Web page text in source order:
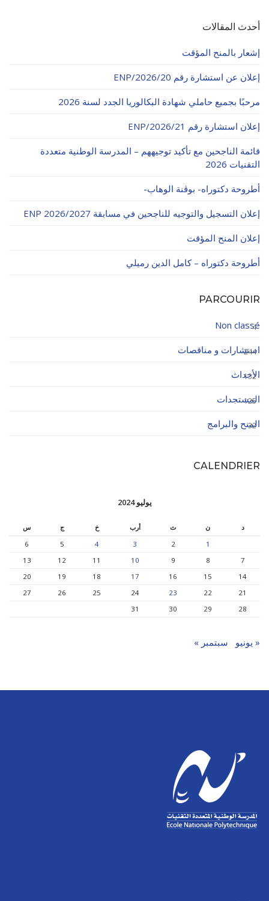
أحدث المقالات
إشعار بالمنح المؤقت
إعلان عن استشارة رقم 20/ENP/2026
مرحبًا بجميع حاملي شهادة البكالوريا الجدد لسنة 2026
إعلان استشارة رقم 21/ENP/2026
قائمة الناجحين مع تأكيد توجيههم – المدرسة الوطنية متعددة
التقنيات 2026
أطروحة دكتوراه- بوڨنة الوهاب-
إعلان التسجيل والتوجيه للناجحين في مسابقة ENP 2026/2027
إعلان المنح المؤقت
أطروحة دكتوراه – كامل الدين رميلي
PARCOURIR
Non classé
4
استشارات و مناقصات
244
الأحداث
132
المستجدات
125
المنح والبرامج
32
CALENDRIER
يوليو 2024
د ن ث أرب خ ج
س
1
2
3
4
5
6
7
8
9
10
11
12
13
14
15
16
17
18
19
20
21
22
23
24
25
26
27
28
29
30
31
« يونيو سبتمبر »